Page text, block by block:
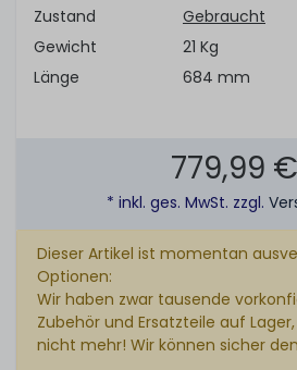
Zustand
Gebraucht
Gewicht
21 Kg
Länge
684 mm
779,99 €
* inkl. ges. MwSt. zzgl.
Dieser Artikel ist momentan
Optionen:
Wir haben zwar tausende
Zubehör und Ersatzteile auf
nicht mehr! Wir können sicher